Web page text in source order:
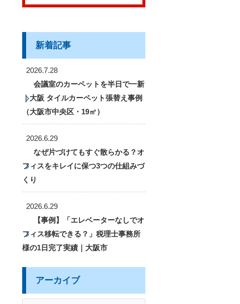
新着記事
2026.7.28
会議室のカーペットを半日で一新
｜大阪 タイルカーペット張替え事例
（大阪市中央区・19㎡）
2026.6.29
なぜ片づけてもすぐ散らかる？オ
フィスをキレイに保つ3つの仕組みづ
くり
2026.6.29
【事例】「エレベーターなしでオ
フィス移転できる？」税理士事務所
様の1日完了実績｜大阪市
アーカイブ